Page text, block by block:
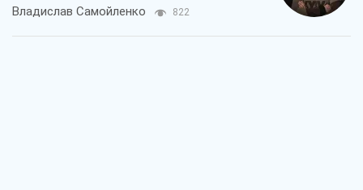
Владислав Самойленко 822